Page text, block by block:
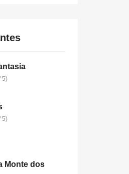
5)
5)
Monte dos